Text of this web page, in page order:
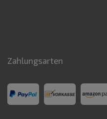
Zahlungsarten